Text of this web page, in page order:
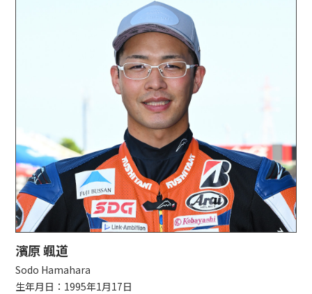
濱原 颯道
Sodo Hamahara
生年月日：1995年1月17日